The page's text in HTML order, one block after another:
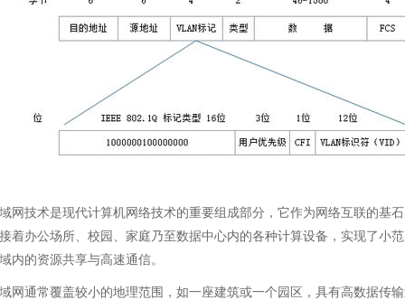
网技术是现代计算机网络技术的重要组成部分，它作为网络互联的基
着办公场所、校园、家庭乃至数据中心内的各种计算设备，实现了小
内的资源共享与高速通信。
网通常覆盖较小的地理范围，如一座建筑或一个园区，具有高数据传